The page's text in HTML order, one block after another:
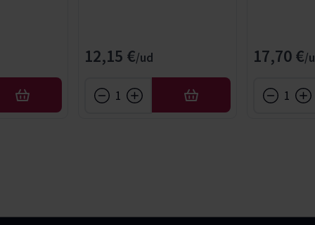
AFEGIR
12,15 €
AFEGIR
17,70 €